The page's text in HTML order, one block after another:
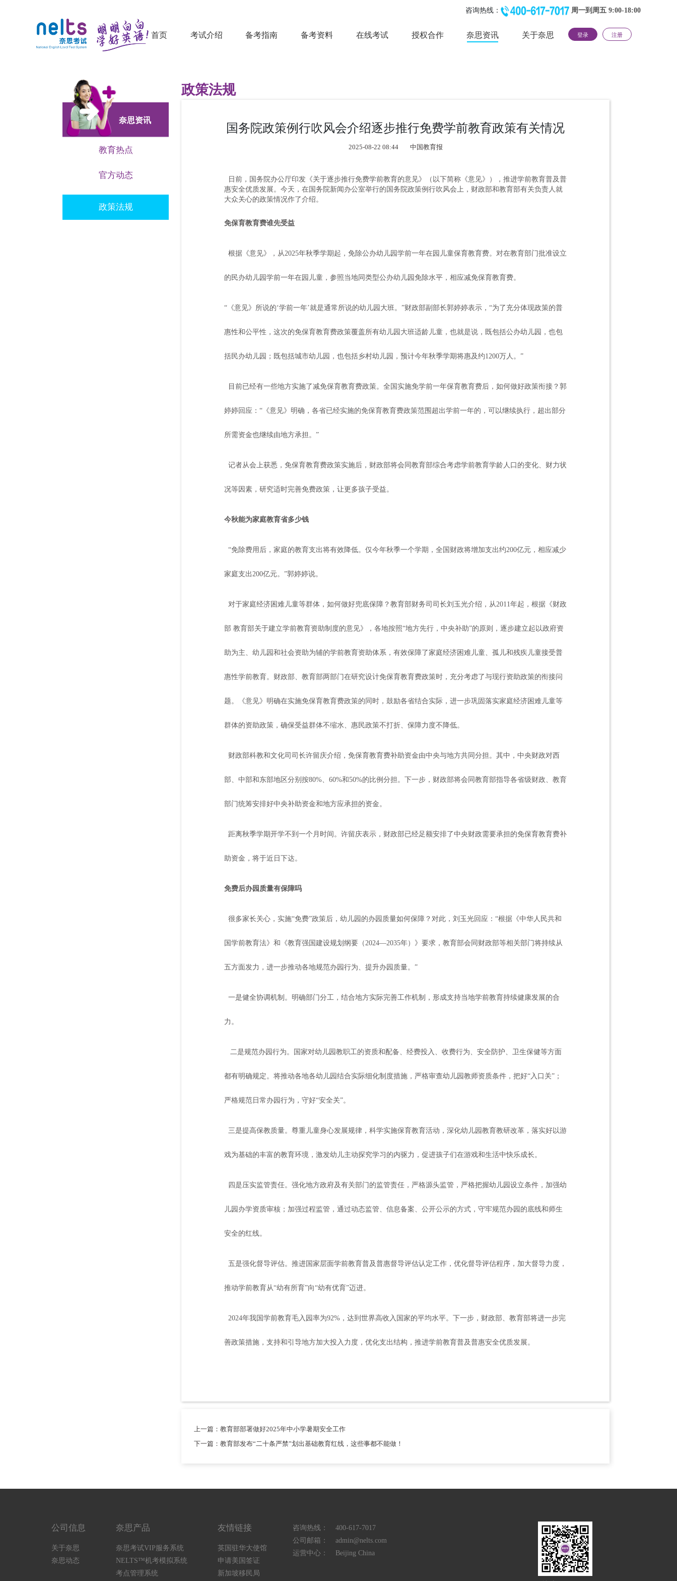
咨询热线： 周一到周五 9:00-18:00
首页 考试介绍 备考指南 备考资料 在线考试 授权合作 奈思资讯 关于奈思 登录 注册
奈思资讯
教育热点
官方动态
政策法规
政策法规
国务院政策例行吹风会介绍逐步推行免费学前教育政策有关情况
2025-08-22 08:44 中国教育报
日前，国务院办公厅印发《关于逐步推行免费学前教育的意见》（以下简称《意见》），推进学前教育普及普
惠安全优质发展。今天，在国务院新闻办公室举行的国务院政策例行吹风会上，财政部和教育部有关负责人就
大众关心的政策情况作了介绍。
免保育教育费谁先受益
根据《意见》，从2025年秋季学期起，免除公办幼儿园学前一年在园儿童保育教育费。对在教育部门批准设立
的民办幼儿园学前一年在园儿童，参照当地同类型公办幼儿园免除水平，相应减免保育教育费。
“《意见》所说的‘学前一年’就是通常所说的幼儿园大班。”财政部副部长郭婷婷表示，“为了充分体现政策的普
惠性和公平性，这次的免保育教育费政策覆盖所有幼儿园大班适龄儿童，也就是说，既包括公办幼儿园，也包
括民办幼儿园；既包括城市幼儿园，也包括乡村幼儿园，预计今年秋季学期将惠及约1200万人。”
目前已经有一些地方实施了减免保育教育费政策。全国实施免学前一年保育教育费后，如何做好政策衔接？郭
婷婷回应： “《意见》明确，各省已经实施的免保育教育费政策范围超出学前一年的，可以继续执行，超出部分
所需资金也继续由地方承担。”
记者从会上获悉，免保育教育费政策实施后，财政部将会同教育部综合考虑学前教育学龄人口的变化、财力状
况等因素，研究适时完善免费政策，让更多孩子受益。
今秋能为家庭教育省多少钱
“免除费用后，家庭的教育支出将有效降低。仅今年秋季一个学期，全国财政将增加支出约200亿元，相应减少
家庭支出200亿元。”郭婷婷说。
对于家庭经济困难儿童等群体，如何做好兜底保障？教育部财务司司长刘玉光介绍，从2011年起，根据《财政
部 教育部关于建立学前教育资助制度的意见》，各地按照“地方先行，中央补助”的原则，逐步建立起以政府资
助为主、幼儿园和社会资助为辅的学前教育资助体系，有效保障了家庭经济困难儿童、孤儿和残疾儿童接受普
惠性学前教育。财政部、教育部两部门在研究设计免保育教育费政策时，充分考虑了与现行资助政策的衔接问
题。《意见》明确在实施免保育教育费政策的同时，鼓励各省结合实际，进一步巩固落实家庭经济困难儿童等
群体的资助政策，确保受益群体不缩水、惠民政策不打折、保障力度不降低。
财政部科教和文化司司长许留庆介绍，免保育教育费补助资金由中央与地方共同分担。其中，中央财政对西
部、中部和东部地区分别按80%、60%和50%的比例分担。下一步，财政部将会同教育部指导各省级财政、教育
部门统筹安排好中央补助资金和地方应承担的资金。
距离秋季学期开学不到一个月时间。许留庆表示，财政部已经足额安排了中央财政需要承担的免保育教育费补
助资金，将于近日下达。
免费后办园质量有保障吗
很多家长关心，实施“免费”政策后，幼儿园的办园质量如何保障？对此，刘玉光回应：“根据《中华人民共和
国学前教育法》和《教育强国建设规划纲要（2024—2035年）》要求，教育部会同财政部等相关部门将持续从
五方面发力，进一步推动各地规范办园行为、提升办园质量。”
一是健全协调机制。明确部门分工，结合地方实际完善工作机制，形成支持当地学前教育持续健康发展的合
力。
二是规范办园行为。国家对幼儿园教职工的资质和配备、经费投入、收费行为、安全防护、卫生保健等方面
都有明确规定。将推动各地各幼儿园结合实际细化制度措施，严格审查幼儿园教师资质条件，把好“入口关”；
严格规范日常办园行为，守好“安全关”。
三是提高保教质量。尊重儿童身心发展规律，科学实施保育教育活动，深化幼儿园教育教研改革，落实好以游
戏为基础的丰富的教育环境，激发幼儿主动探究学习的内驱力，促进孩子们在游戏和生活中快乐成长。
四是压实监管责任。强化地方政府及有关部门的监管责任，严格源头监管，严格把握幼儿园设立条件，加强幼
儿园办学资质审核；加强过程监管，通过动态监管、信息备案、公开公示的方式，守牢规范办园的底线和师生
安全的红线。
五是强化督导评估。推进国家层面学前教育普及普惠督导评估认定工作，优化督导评估程序，加大督导力度，
推动学前教育从“幼有所育”向“幼有优育”迈进。
2024年我国学前教育毛入园率为92%，达到世界高收入国家的平均水平。下一步，财政部、教育部将进一步完
善政策措施，支持和引导地方加大投入力度，优化支出结构，推进学前教育普及普惠安全优质发展。
上一篇：教育部部署做好2025年中小学暑期安全工作
下一篇：教育部发布“二十条严禁”划出基础教育红线，这些事都不能做！
公司信息
关于奈思
奈思动态
奈思产品
奈思考试VIP服务系统
NELTS™机考模拟系统
考点管理系统
友情链接
英国驻华大使馆
申请美国签证
新加坡移民局
咨询热线：
400-617-7017
公司邮箱：
admin@nelts.com
运营中心：
Beijing China